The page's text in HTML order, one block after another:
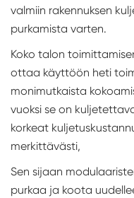
valmiin rakennuksen
purkamista varten.
Koko talon
ottaa käyttöön heti
monimutkaista
vuoksi se on
korkeat
merkittävästi,
Sen sijaan
purkaa ja koota